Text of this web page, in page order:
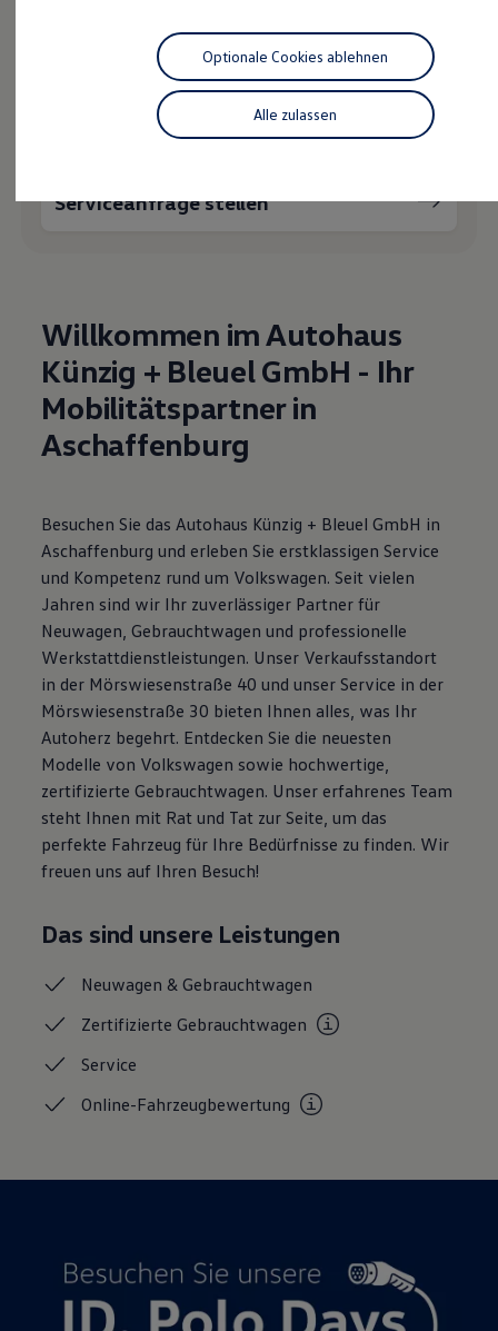
Lifestyle Shop
T-Roc Kollektion
Golf Kollektion
ID. Kollektion
Volkswagen Kollektion
R-Kollektion
#wedriveproud
Reparaturen und Checks
Motorenöl und Flüssigkeiten
Räder und Reifen
Pannen- und Unfallhilfe
Economy Service
Volkswagen Teile
Zubehör
Entertainment und Elektronik
Individualisieren
Wallbox und Ladekabel
Digitale Extras
Dienste für Ihr Modell finden
Volkswagen Apps, Login und Shop
Handy und Fahrzeug verbinden
Updates für Software, Karten und Radio
Über Ihr Auto
Vorgängermodelle
Kundeninformationen
Volkswagen Kundenbetreuung
Warn- und Kontrollleuchten
Assistenzsysteme
Digitale Betriebsanleitung
Magazin
Lifestyle
Elektromobilität
Volkswagen Kundenbetreuung
Fahrzeugangebot anfordern
Serviceanfrage stellen
Willkommen im Autohaus
Künzig + Bleuel GmbH - Ihr
Mobilitätspartner in
Aschaffenburg
Besuchen Sie das Autohaus Künzig + Bleuel GmbH in
Aschaffenburg und erleben Sie erstklassigen Service
und Kompetenz rund um Volkswagen. Seit vielen
Jahren sind wir Ihr zuverlässiger Partner für
Neuwagen, Gebrauchtwagen und professionelle
Werkstattdienstleistungen. Unser Verkaufsstandort
in der Mörswiesenstraße 40 und unser Service in der
Mörswiesenstraße 30 bieten Ihnen alles, was Ihr
Autoherz begehrt. Entdecken Sie die neuesten
Modelle von Volkswagen sowie hochwertige,
zertifizierte Gebrauchtwagen. Unser erfahrenes Team
steht Ihnen mit Rat und Tat zur Seite, um das
perfekte Fahrzeug für Ihre Bedürfnisse zu finden. Wir
freuen uns auf Ihren Besuch!
Das sind unsere Leistungen
Neuwagen &Gebrauchtwagen
ZertifizierteGebrauchtwagen
Service
Online-Fahrzeugbewertung
Alle zulassen
Optionale Cookies ablehnen